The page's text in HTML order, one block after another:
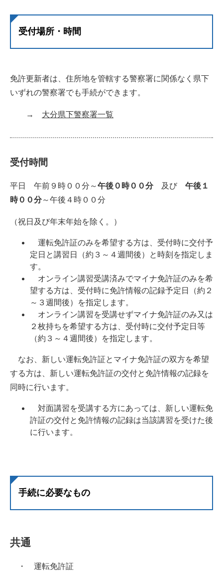
受付場所・時間
免許更新者は、住所地を管轄する警察署に関係なく県下
いずれの警察署でも手続ができます。
→ 大分県下警察署一覧
受付時間
平日 午前９時００分～午後０時００分 及び 午後１
時００分～午後４時００分
（祝日及び年末年始を除く。）
運転免許証のみを希望する方は、受付時に交付予
定日と講習日（約３～４週間後）と時刻を指定しま
す。
オンライン講習受講済みでマイナ免許証のみを希
望する方は、受付時に免許情報の記録予定日（約２
～３週間後）を指定します。
オンライン講習を受講せずマイナ免許証のみ又は
２枚持ちを希望する方は、受付時に交付予定日等
（約３～４週間後）を指定します。
なお、新しい運転免許証とマイナ免許証の双方を希望
する方は、新しい運転免許証の交付と免許情報の記録を
同時に行います。
対面講習を受講する方にあっては、新しい運転免
許証の交付と免許情報の記録は当該講習を受けた後
に行います。
手続に必要なもの
共通
・ 運転免許証